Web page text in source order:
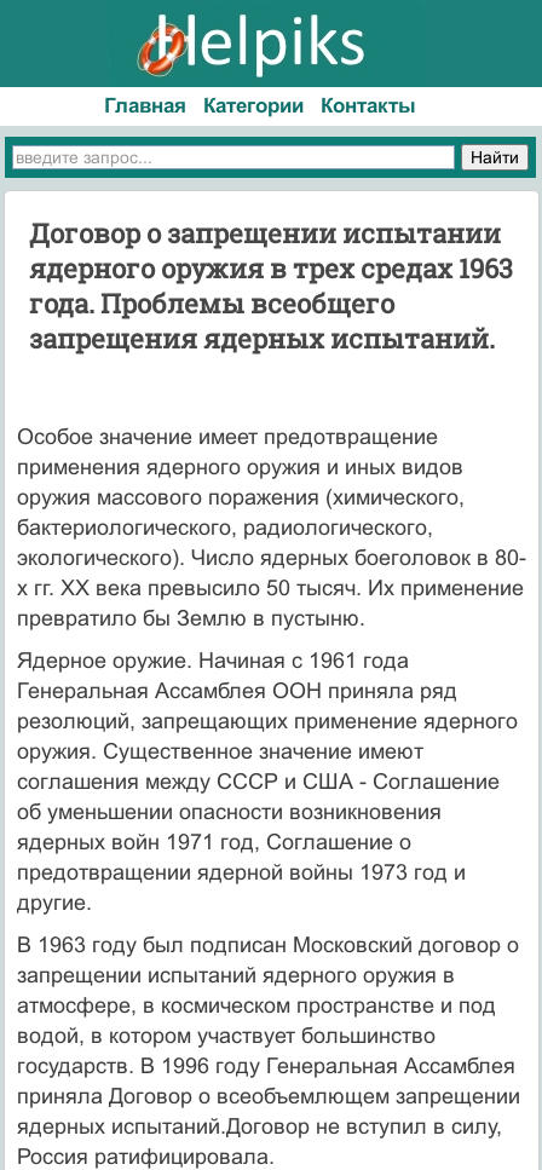
Главная Категории Контакты
Договор о запрещении испытании
ядерного оружия в трех средах 1963
года. Проблемы всеобщего
запрещения ядерных испытаний.
Особое значение имеет предотвращение
применения ядерного оружия и иных видов
оружия массового поражения (химического,
бактериологического, радиологического,
экологического). Число ядерных боеголовок в 80-
х гг. XX века превысило 50 тысяч. Их применение
превратило бы Землю в пустыню.
Ядерное оружие. Начиная с 1961 года
Генеральная Ассамблея ООН приняла ряд
резолюций, запрещающих применение ядерного
оружия. Существенное значение имеют
соглашения между СССР и США - Соглашение
об уменьшении опасности возникновения
ядерных войн 1971 год, Соглашение о
предотвращении ядерной войны 1973 год и
другие.
В 1963 году был подписан Московский договор о
запрещении испытаний ядерного оружия в
атмосфере, в космическом пространстве и под
водой, в котором участвует большинство
государств. В 1996 году Генеральная Ассамблея
приняла Договор о всеобъемлющем запрещении
ядерных испытаний.Договор не вступил в силу,
Россия ратифицировала.